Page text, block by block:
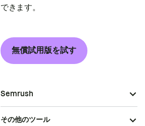
できます。
無償試用版を試す
Semrush
その他のツール